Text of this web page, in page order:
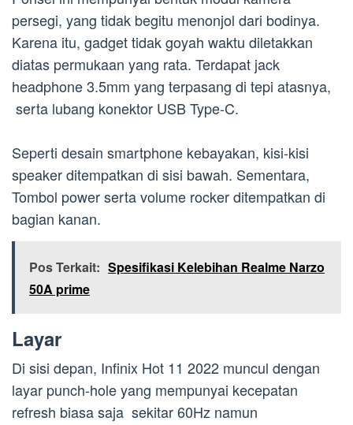
persegi, yang tidak begitu menonjol dari bodinya.
Karena itu, gadget tidak goyah waktu diletakkan
diatas permukaan yang rata. Terdapat jack
headphone 3.5mm yang terpasang di tepi atasnya,
serta lubang konektor USB Type-C.
Seperti desain smartphone kebayakan, kisi-kisi
speaker ditempatkan di sisi bawah. Sementara,
Tombol power serta volume rocker ditempatkan di
bagian kanan.
Pos Terkait: Spesifikasi Kelebihan Realme Narzo
50A prime
Layar
Di sisi depan, Infinix Hot 11 2022 muncul dengan
layar punch-hole yang mempunyai kecepatan
refresh biasa saja sekitar 60Hz namun